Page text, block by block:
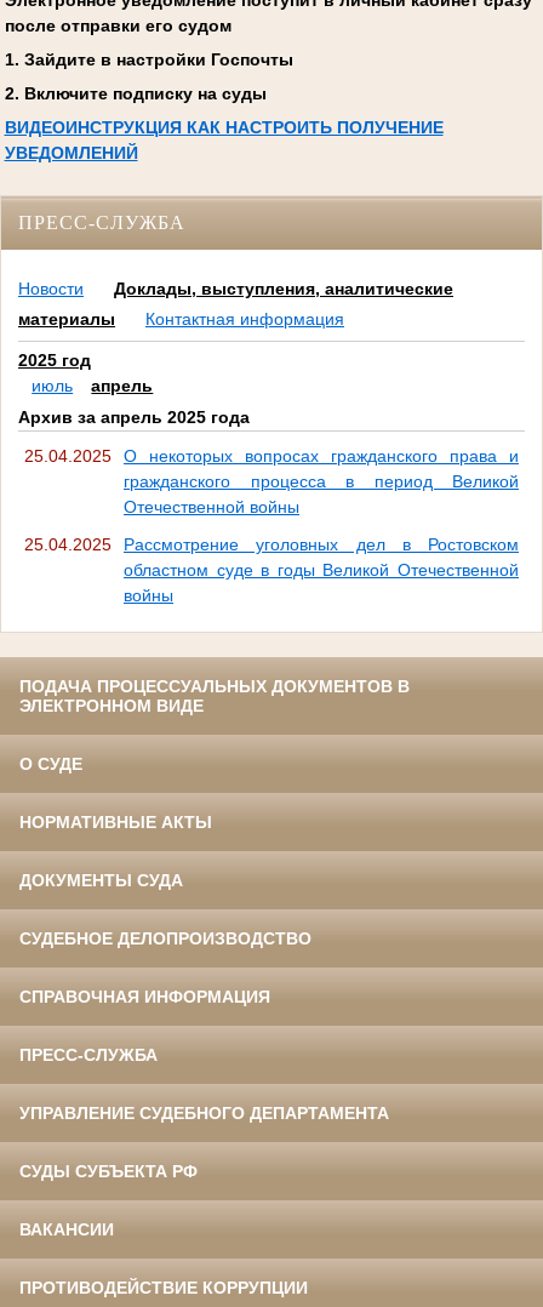
после отправки его судом
1. Зайдите в настройки Госпочты
2. Включите подписку на суды
ВИДЕОИНСТРУКЦИЯ КАК НАСТРОИТЬ ПОЛУЧЕНИЕ
УВЕДОМЛЕНИЙ
ПРЕСС-СЛУЖБА
Новости
Доклады, выступления, аналитические
материалы
Контактная информация
2025 год
июль
апрель
Архив за апрель 2025 года
25.04.2025
О некоторых вопросах гражданского права и
гражданского процесса в период Великой
Отечественной войны
25.04.2025
Рассмотрение уголовных дел в Ростовском
областном суде в годы Великой Отечественной
войны
ПОДАЧА ПРОЦЕССУАЛЬНЫХ ДОКУМЕНТОВ В
ЭЛЕКТРОННОМ ВИДЕ
О СУДЕ
НОРМАТИВНЫЕ АКТЫ
ДОКУМЕНТЫ СУДА
СУДЕБНОЕ ДЕЛОПРОИЗВОДСТВО
СПРАВОЧНАЯ ИНФОРМАЦИЯ
ПРЕСС-СЛУЖБА
УПРАВЛЕНИЕ СУДЕБНОГО ДЕПАРТАМЕНТА
СУДЫ СУБЪЕКТА РФ
ВАКАНСИИ
ПРОТИВОДЕЙСТВИЕ КОРРУПЦИИ